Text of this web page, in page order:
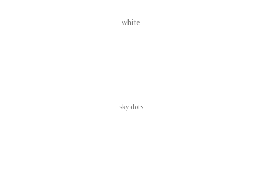
white
sky dots